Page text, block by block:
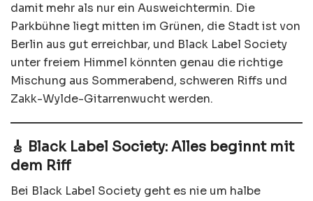
damit mehr als nur ein Ausweichtermin. Die
Parkbühne liegt mitten im Grünen, die Stadt ist von
Berlin aus gut erreichbar, und Black Label Society
unter freiem Himmel könnten genau die richtige
Mischung aus Sommerabend, schweren Riffs und
Zakk-Wylde-Gitarrenwucht werden.
🎸 Black Label Society: Alles beginnt mit
dem Riff
Bei Black Label Society geht es nie um halbe